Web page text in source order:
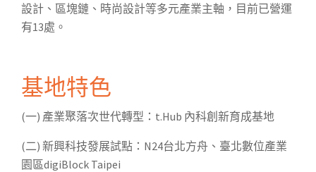
設計、區塊鏈、時尚設計等多元產業主軸，目前已營運
有13處。
基地特色
(一) 產業聚落次世代轉型：t.Hub 內科創新育成基地
(二) 新興科技發展試點：N24台北方舟、臺北數位產業
園區digiBlock Taipei